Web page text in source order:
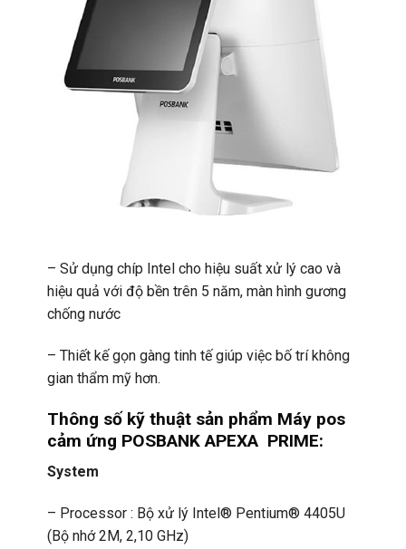
– Sử dụng chíp Intel cho hiệu suất xử lý cao và
hiệu quả với độ bền trên 5 năm, màn hình gương
chống nước
– Thiết kế gọn gàng tinh tế giúp việc bố trí không
gian thẩm mỹ hơn.
Thông số kỹ thuật sản phẩm Máy pos
cảm ứng POSBANK APEXA PRIME:
System
– Processor : Bộ xử lý Intel® Pentium® 4405U
(Bộ nhớ 2M, 2,10 GHz)